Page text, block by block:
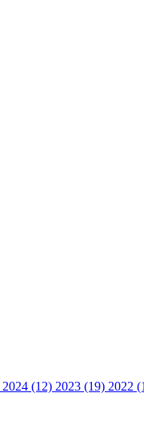
2024 (12) 2023 (19) 2022